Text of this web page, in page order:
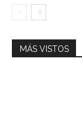
MÁS VISTOS